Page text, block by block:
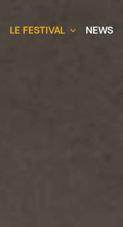
LE FESTIVAL NEWS